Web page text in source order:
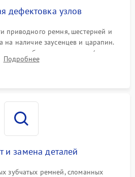
дефектовка узлов
приводного ремня, шестерней и
на наличие заусенцев и царапин.
блока управления (для
нитевдевателя и механизма
Подробнее
и замена деталей
зубчатых ремней, сломанных